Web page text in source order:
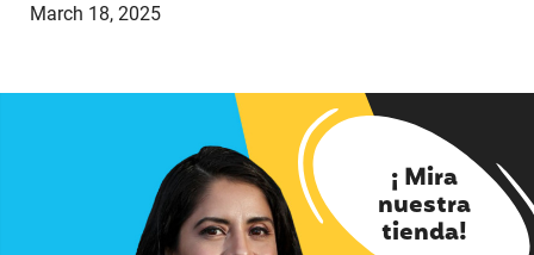
March 18, 2025
¡ Mira
nuestra
tienda!